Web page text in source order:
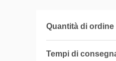
Quantità di ordine
Tempi di